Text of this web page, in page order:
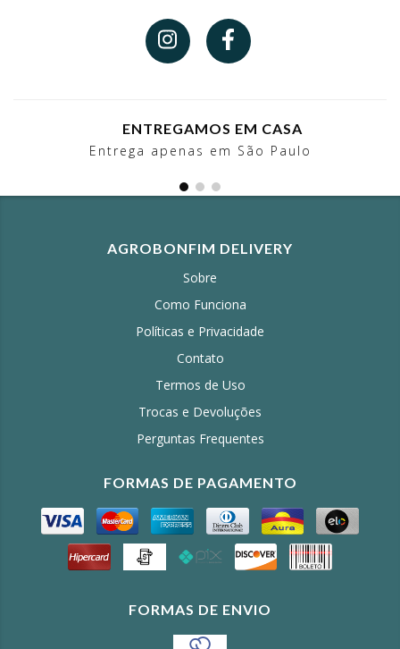
ENTREGAMOS EM CASA
Entrega apenas em São Paulo
AGROBONFIM DELIVERY
Sobre
Como Funciona
Políticas e Privacidade
Contato
Termos de Uso
Trocas e Devoluções
Perguntas Frequentes
FORMAS DE PAGAMENTO
FORMAS DE ENVIO